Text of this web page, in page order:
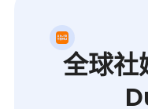
全球社